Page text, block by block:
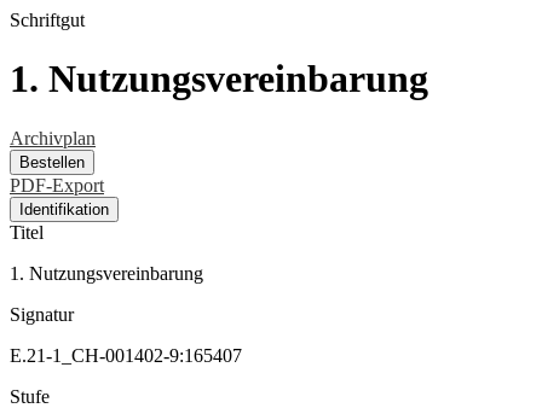
Schriftgut
1. Nutzungsvereinbarung
Archivplan
Bestellen
PDF-Export
Identifikation
Titel
1. Nutzungsvereinbarung
Signatur
E.21-1_CH-001402-9:165407
Stufe